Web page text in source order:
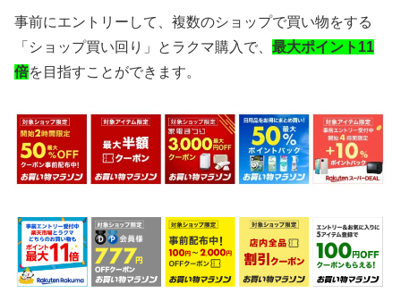
事前にエントリーして、複数のショップで買い物をする
「ショップ買い回り」とラクマ購入で、 最大ポイント11
倍を目指すことができます。